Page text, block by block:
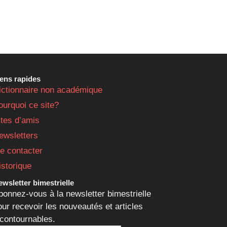
rapides
non académique
ce site?
d’amis
contacter
bimestrielle
vous à la newsletter bimestrielle
recevoir les nouveautés et articles